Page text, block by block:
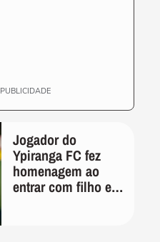
PUBLICIDADE
Jogador do
Ypiranga FC fez
homenagem ao
entrar com filho em